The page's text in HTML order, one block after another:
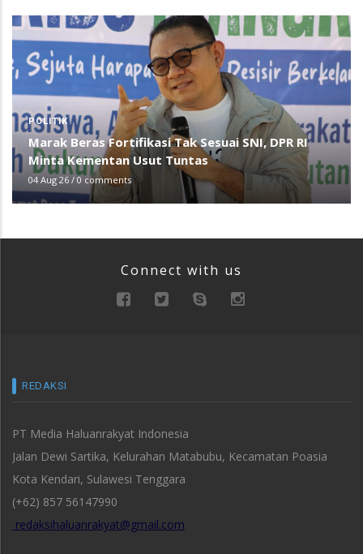
POLITIK
Marak Beras Fortifikasi Tak Sesuai SNI, DPR RI
Minta Kementan Usut Tuntas
04 Aug 26 / 0 comments
Connect with us
REDAKSI
PT Media Haluanrakyat Indonesia
Jalan Dewi Sartika, Kelurahan Matabubu, Kecamatan Poasia
Kota Kendari, Sulawesi Tenggara
(+62) 857 56147990
redaksihaluanrakyat@gmail.com